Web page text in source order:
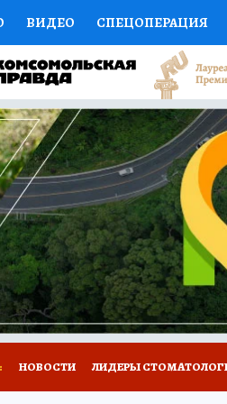
ВИДЕО СПЕЦОПЕРАЦИЯ
НАУКА СПОРТ
ЭКСПЕРТОВ ДОКТОР
ПОЛКА ПРОГНОЗЫ НА
ЦЕНТР НЕДВИЖИМОСТЬ
КП РЕКЛАМА ТЕСТЫ
НОВОСТИ ЛИДЕРЫ